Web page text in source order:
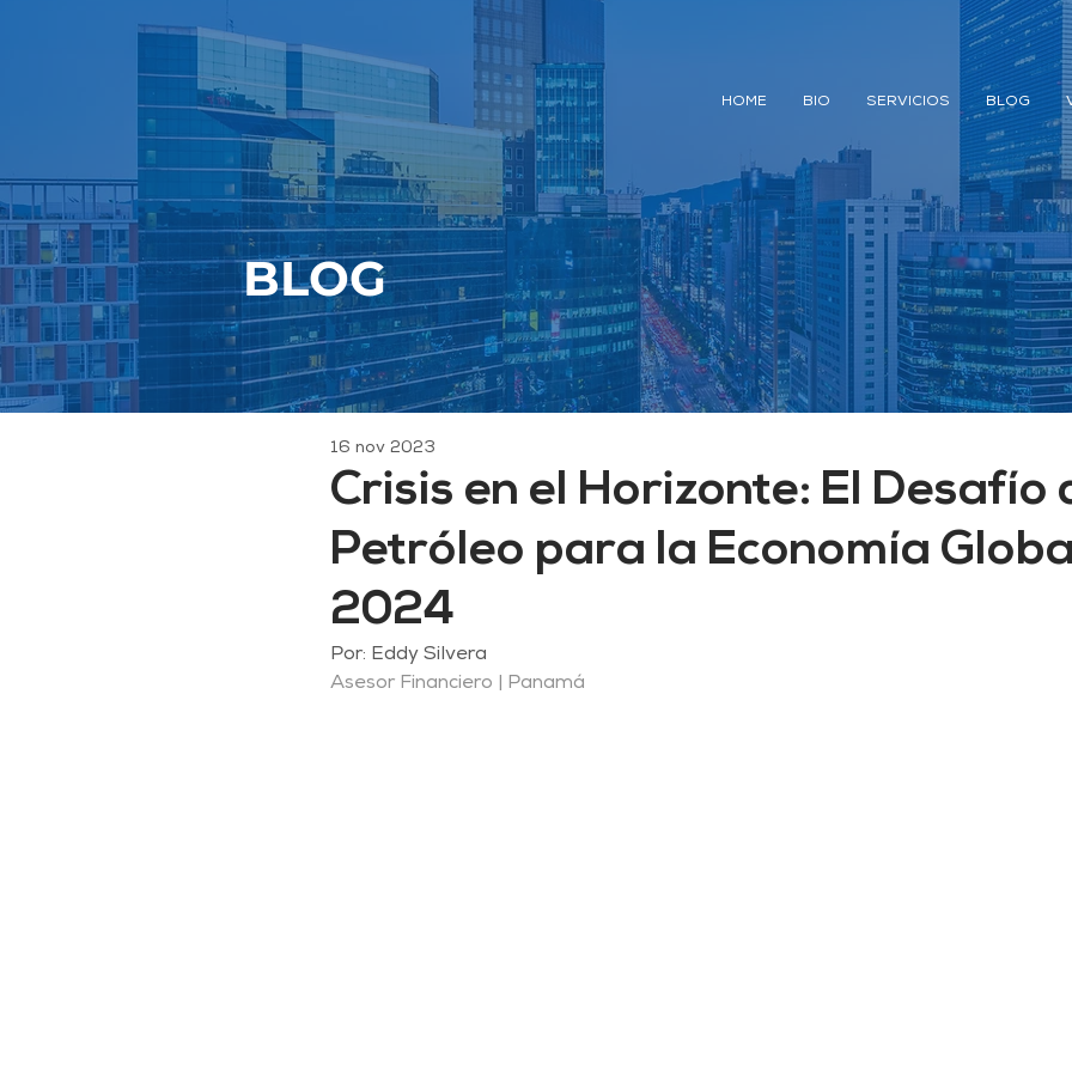
HOME BIO SERVICIOS BLOG
BLOG
Crisis en el Horizonte: El Desafío
Petróleo para la Economía
2024
16 nov 2023
Por: Eddy Silvera
Asesor Financiero | Panamá